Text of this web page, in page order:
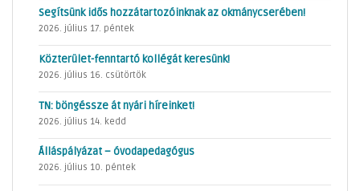
Segítsünk idős hozzátartozóinknak az okmánycserében!
2026. július 17. péntek
Közterület-fenntartó kollégát keresünk!
2026. július 16. csütörtök
TN: böngéssze át nyári híreinket!
2026. július 14. kedd
Álláspályázat – óvodapedagógus
2026. július 10. péntek